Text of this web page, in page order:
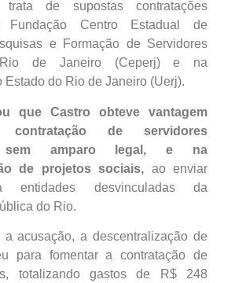
trata de supostas contratações
Fundação Centro Estadual de
e Formação de Servidores
de Janeiro (Ceperj) e na
Estado do Rio de Janeiro (Uerj).
que Castro obteve vantagem
de servidores
sem amparo legal, e na
de projetos sociais, ao enviar
entidades desvinculadas da
do Rio.
a acusação, a descentralização de
para fomentar a contratação de
totalizando gastos de R$ 248